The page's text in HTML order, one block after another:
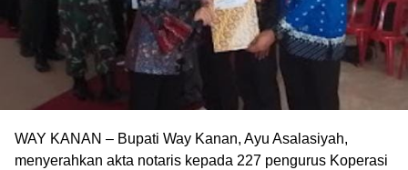
WAY KANAN – Bupati Way Kanan, Ayu Asalasiyah,
menyerahkan akta notaris kepada 227 pengurus Koperasi